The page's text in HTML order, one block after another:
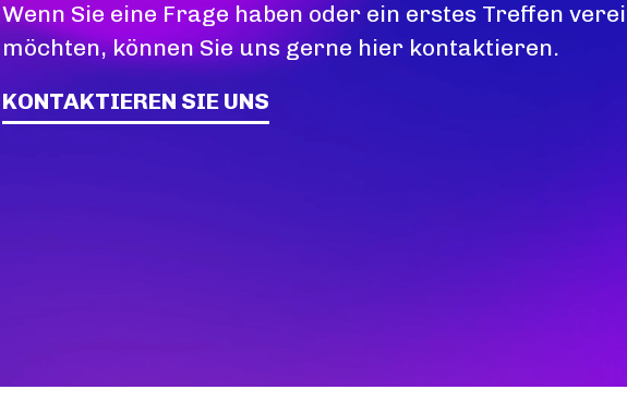
Wenn Sie eine Frage haben oder ein erstes Treffen
möchten, können Sie uns gerne hier kontaktieren.
KONTAKTIEREN SIE UNS